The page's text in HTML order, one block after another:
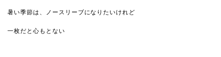
暑い季節は、ノースリーブになりたいけれど
一枚だと心もとない